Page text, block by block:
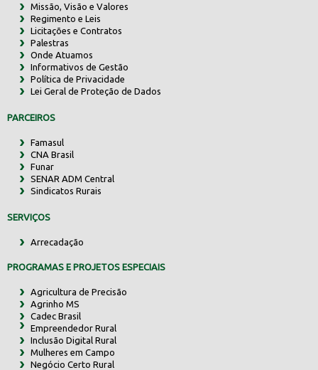
Missão, Visão e Valores
Regimento e Leis
Licitações e Contratos
Palestras
Onde Atuamos
Informativos de Gestão
Política de Privacidade
Lei Geral de Proteção de Dados
PARCEIROS
Famasul
CNA Brasil
Funar
SENAR ADM Central
Sindicatos Rurais
SERVIÇOS
Arrecadação
PROGRAMAS E PROJETOS ESPECIAIS
Agricultura de Precisão
Agrinho MS
Cadec Brasil
Empreendedor Rural
Inclusão Digital Rural
Mulheres em Campo
Negócio Certo Rural